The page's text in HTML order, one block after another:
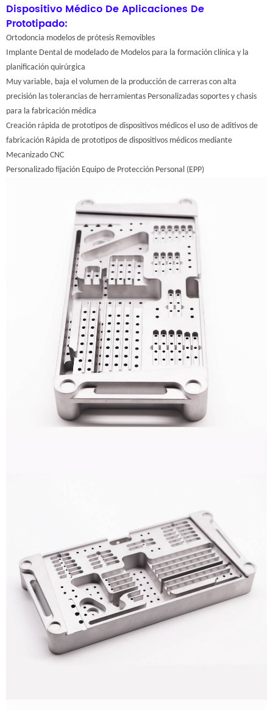
Dispositivo Médico De Aplicaciones De
Prototipado:
Ortodoncia modelos de prótesis Removibles
Implante Dental de modelado de Modelos para la formación clínica y la
planificación quirúrgica
Muy variable, baja el volumen de la producción de carreras con alta
precisión las tolerancias de herramientas Personalizadas soportes y chasis
para la fabricación médica
Creación rápida de prototipos de dispositivos médicos el uso de aditivos de
fabricación Rápida de prototipos de dispositivos médicos mediante
Mecanizado CNC
Personalizado fijación Equipo de Protección Personal (EPP)